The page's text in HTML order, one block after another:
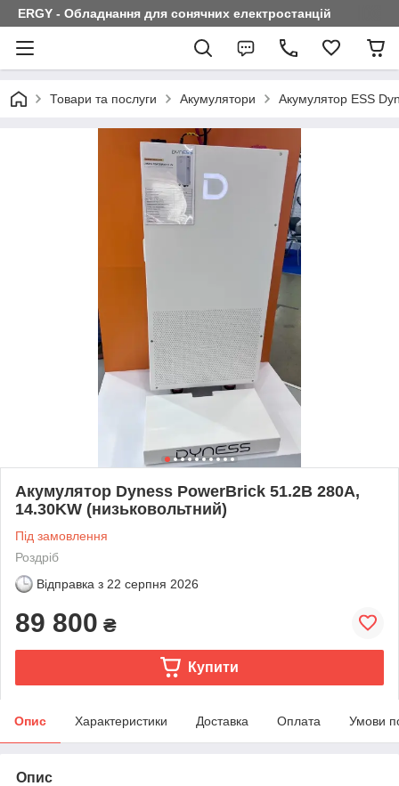
ERGY - Обладнання для сонячних електростанцій
Товари та послуги Акумулятори Акумулятор ESS
Акумулятор Dyness PowerBrick 51.2В 280А,
14.30KW (низьковольтний)
Під замовлення
Роздріб
Відправка з 22 серпня 2026
89 800 ₴
Купити
Опис Характеристики Доставка Оплата Умови
Опис